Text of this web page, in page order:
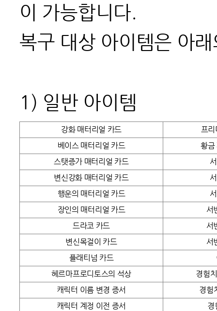
이 가능합니다.
복구 대상 아이템은 아
1) 일반 아이템
강화 매터리얼 카드
프
베이스 매터리얼 카드
황금
스탯증가 매터리얼 카드
변신강화 매터리얼 카드
행운의 매터리얼 카드
장인의 매터리얼 카드
서
드라코 카드
서
변신목걸이 카드
서
플래티넘 카드
헤르마프로디토스의 석상
경험
캐릭터 이름 변경 증서
경험
캐릭터 계정 이전 증서
경